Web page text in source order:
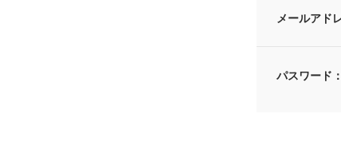
メールアド
パスワード：